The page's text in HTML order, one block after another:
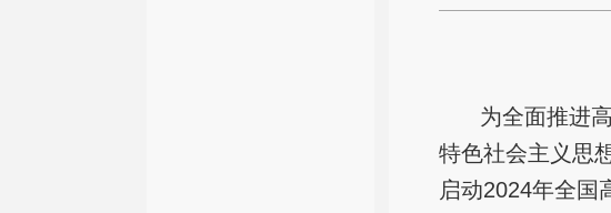
为全面推进
特色社会主义思
启动2024年全国